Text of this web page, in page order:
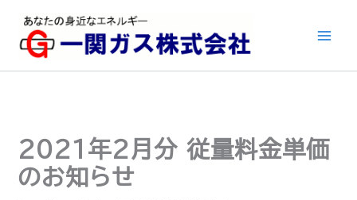
2021年2月分 従量料金単価
のお知らせ